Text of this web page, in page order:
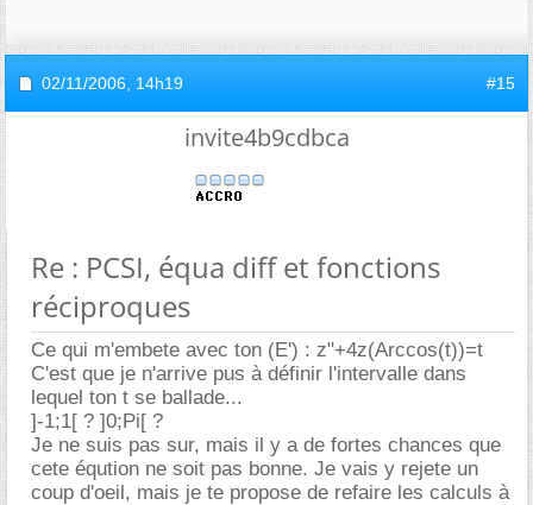
02/11/2006, 14h19 #15
invite4b9cdbca
Re : PCSI, équa diff et fonctions
réciproques
Ce qui m'embete avec ton (E') : z"+4z(Arccos(t))=t
C'est que je n'arrive pus à définir l'intervalle dans
lequel ton t se ballade...
]-1;1[ ? ]0;Pi[ ?
Je ne suis pas sur, mais il y a de fortes chances que
cete éqution ne soit pas bonne. Je vais y rejete un
coup d'oeil, mais je te propose de refaire les calculs à